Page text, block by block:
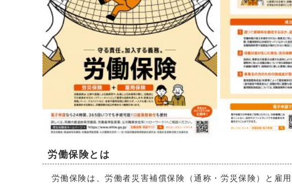
労働保険とは
労働保険は、労働者災害補償保険（通称・労災保険）と雇